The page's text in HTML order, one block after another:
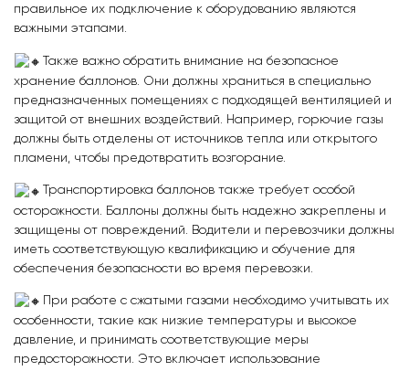
правильное их подключение к оборудованию являются
важными этапами.
Также важно обратить внимание на безопасное
хранение баллонов. Они должны храниться в специально
предназначенных помещениях с подходящей вентиляцией и
защитой от внешних воздействий. Например, горючие газы
должны быть отделены от источников тепла или открытого
пламени, чтобы предотвратить возгорание.
Транспортировка баллонов также требует особой
осторожности. Баллоны должны быть надежно закреплены и
защищены от повреждений. Водители и перевозчики должны
иметь соответствующую квалификацию и обучение для
обеспечения безопасности во время перевозки.
При работе с сжатыми газами необходимо учитывать их
особенности, такие как низкие температуры и высокое
давление, и принимать соответствующие меры
предосторожности. Это включает использование